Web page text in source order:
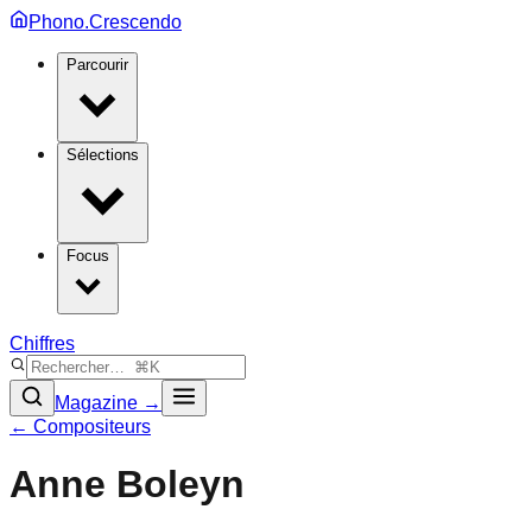
Phono.Crescendo
Parcourir
Sélections
Focus
Chiffres
Magazine →
← Compositeurs
Anne Boleyn